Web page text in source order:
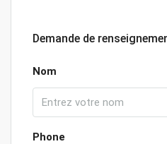
Demande de
Nom
Phone